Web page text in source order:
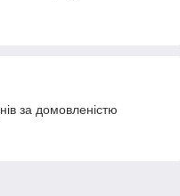
за домовленістю